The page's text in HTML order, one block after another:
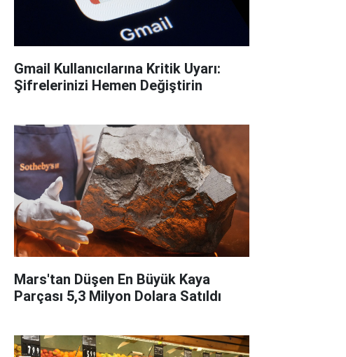
Gmail Kullanıcılarına Kritik Uyarı:
Şifrelerinizi Hemen Değiştirin
Mars'tan Düşen En Büyük Kaya
Parçası 5,3 Milyon Dolara Satıldı